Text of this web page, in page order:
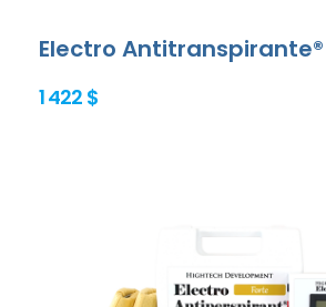
Electro Antitranspirante®
1 422 $